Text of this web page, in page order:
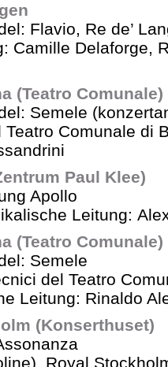
Flavio, Re de’
Camille Delaforge,
(Teatro Comunale)
Semele
Teatro Comunale di
Paul Klee)
Apollo
Leitung:
(Teatro Comunale)
Semele
del Teatro
Leitung: Rinaldo
(Konserthuset)
Royal